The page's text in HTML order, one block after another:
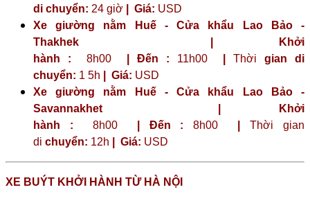
di chuyển: 24 giờ | Giá: USD
Xe giường nằm Huế - Cửa khẩu Lao Bảo -
Thakhek | Khởi
hành : 8h00 | Đến : 11h00 Thời gian di
chuyển: 1 5h Giá: USD
Xe giường nằm Huế - Cửa khẩu Lao Bảo -
Savannakhet | Khởi
hành : 8h00| Đến : 8h00 |Thời gian
di chuyển: 12h Giá: USD
XE BUÝT KHỞI HÀNH TỪ HÀ NỘI